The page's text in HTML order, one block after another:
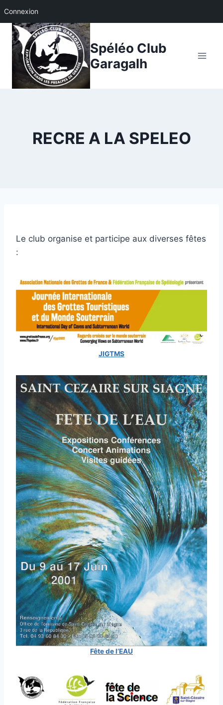
Connexion
Aller
contenu
Spéléo Club
Garagalh
RECRE A LA SPELEO
Le club organise et participe aux diverses fêtes
:
JIGTMS
Fête de l’EAU